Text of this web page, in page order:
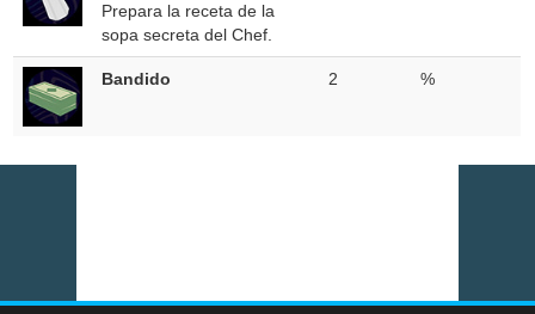
Prepara la receta de la
sopa secreta del Chef.
Bandido 2 %